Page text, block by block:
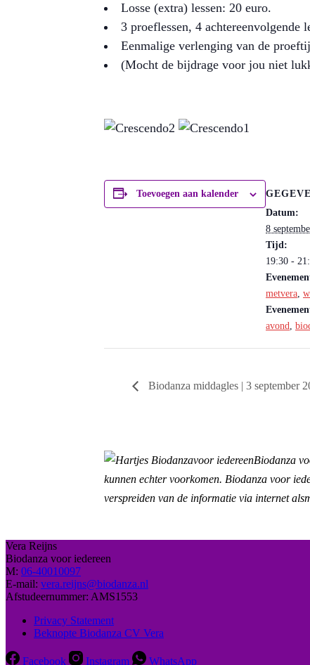
Losse (extra) lessen: 20 euro.
3 proeflessen, 4 achtereenvolgende
Eenmalige verlenging van de
(Mocht de bijdrage voor jou niet
Toevoegen aan kalender
Datum:
8
Tijd:
19:30 -
metvera
avond
Biodanza middagles | 3 september
Biodanza
kunnen echter voorkomen. Biodanza voor
verspreiden van de informatie via internet
Vera Reijns
Biodanza voor iedereen
M: 06-40010097
E-mail: vera.reijns@biodanza.nl
Afstudeernummer: AMS1553
Privacy Statement
Beknopte Biodanza CV Vera
Facebook Instagram WhatsApp